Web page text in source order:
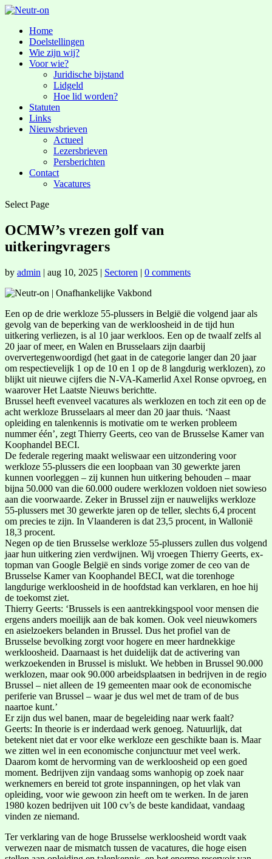
Home
Doelstellingen
Wie zijn wij?
Voor wie?
Juridische bijstand
Lidgeld
Hoe lid worden?
Statuten
Links
Nieuwsbrieven
Actueel
Lezersbrieven
Persberichten
Contact
Vacatures
Select Page
OCMW’s vrezen golf van
uitkeringvragers
by admin | aug 10, 2025 | Sectoren | 0 comments
Een op de drie werkloze 55-plussers in België die volgend jaar als
gevolg van de beperking van de werkloosheid in de tijd hun
uitkering verliezen, is al 10 jaar werkloos. Een op de twaalf zelfs al
20 jaar of meer, en Walen en Brusselaars zijn daarbij
oververtegenwoordigd (het gaat in de categorie langer dan 20 jaar
om respectievelijk 1 op de 10 en 1 op de 8 langdurig werklozen), zo
blijkt uit nieuwe cijfers die N-VA-Kamerlid Axel Ronse opvroeg, en
waarover Het Laatste Nieuws berichtte.
Brussel heeft evenveel vacatures als werklozen en toch zit een op de
acht werkloze Brusselaars al meer dan 20 jaar thuis. ‘Naast
opleiding en talenkennis is motivatie om te werken probleem
nummer één’, zegt Thierry Geerts, ceo van de Brusselse Kamer van
Koophandel BECI.
De federale regering maakt weliswaar een uitzondering voor
werkloze 55-plussers die een loopbaan van 30 gewerkte jaren
kunnen voorleggen – zij kunnen hun uitkering behouden – maar
bijna 50.000 van die 60.000 oudere werklozen voldoen niet sowieso
aan die voorwaarde. Zeker in Brussel zijn er nauwelijks werkloze
55-plussers met 30 gewerkte jaren op de teller, slechts 6,4 procent
om precies te zijn. In Vlaanderen is dat 23,5 procent, in Wallonië
18,3 procent.
Negen op de tien Brusselse werkloze 55-plussers zullen dus volgend
jaar hun uitkering zien verdwijnen. Wij vroegen Thierry Geerts, ex-
topman van Google België en sinds vorige zomer de ceo van de
Brusselse Kamer van Koophandel BECI, wat die torenhoge
langdurige werkloosheid in de hoofdstad kan verklaren, en hoe hij
de toekomst ziet.
Thierry Geerts: ‘Brussels is een aantrekkingspool voor mensen die
ergens anders moeilijk aan de bak komen. Ook veel nieuwkomers
en asielzoekers belanden in Brussel. Dus het profiel van de
Brusselse bevolking zorgt voor hogere en meer hardnekkige
werkloosheid. Daarnaast is het duidelijk dat de activering van
werkzoekenden in Brussel is mislukt. We hebben in Brussel 90.000
werklozen, maar ook 90.000 arbeidsplaatsen in bedrijven in de regio
Brussel – niet alleen de 19 gemeenten maar ook de economische
periferie van Brussel – waar je dus wel met de tram of de bus
naartoe kunt.’
Er zijn dus wel banen, maar de begeleiding naar werk faalt?
Geerts: In theorie is er inderdaad werk genoeg. Natuurlijk, dat
betekent niet dat er voor elke werkloze een geschikte baan is. Maar
we zitten wel in een economische conjunctuur met veel werk.
Daarom komt de hervorming van de werkloosheid op een goed
moment. Bedrijven zijn vandaag soms wanhopig op zoek naar
werknemers en bereid tot grote inspanningen, op het vlak van
opleiding, voor wie gewoon zin heeft om te werken. In de jaren
1980 kozen bedrijven uit 100 cv’s de beste kandidaat, vandaag
vinden ze niemand.
Ter verklaring van de hoge Brusselse werkloosheid wordt vaak
verwezen naar de mismatch tussen de vacatures, die hoge eisen